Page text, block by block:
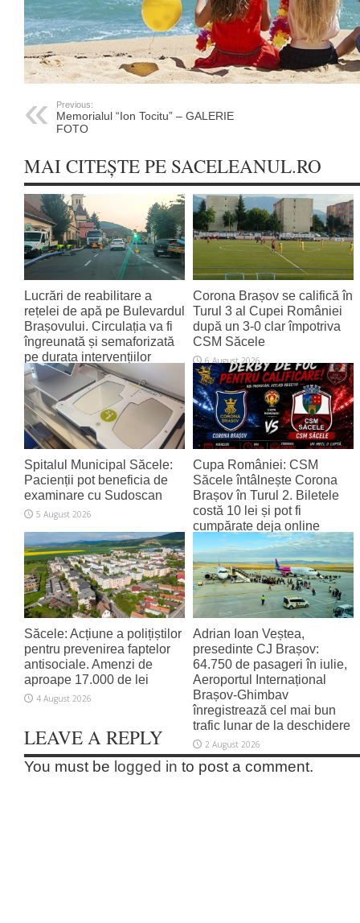
Previous:
Memorialul “Ion Tocitu” – GALERIE
FOTO
MAI CITEȘTE PE SACELEANUL.RO
Lucrări de reabilitare a
rețelei de apă pe Bulevardul
Brașovului. Circulația va fi
îngreunată și semaforizată
pe durata intervențiilor
6 August 2026
Corona Brașov se califică în
Turul 3 al Cupei României
după un 3-0 clar împotriva
CSM Săcele
6 August 2026
Spitalul Municipal Săcele:
Pacienții pot beneficia de
examinare cu Sudoscan
5 August 2026
Cupa României: CSM
Săcele întâlnește Corona
Brașov în Turul 2. Biletele
costă 10 lei și pot fi
cumpărate deja online
4 August 2026
Săcele: Acțiune a polițiștilor
pentru prevenirea faptelor
antisociale. Amenzi de
aproape 17.000 de lei
4 August 2026
Adrian Ioan Veștea,
presedinte CJ Brașov:
64.750 de pasageri în iulie,
Aeroportul Internațional
Brașov‑Ghimbav
înregistrează cel mai bun
trafic lunar de la deschidere
2 August 2026
LEAVE A REPLY
You must be logged in to post a comment.